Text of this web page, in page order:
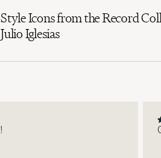
Style Icons from the Record
Julio Iglesias